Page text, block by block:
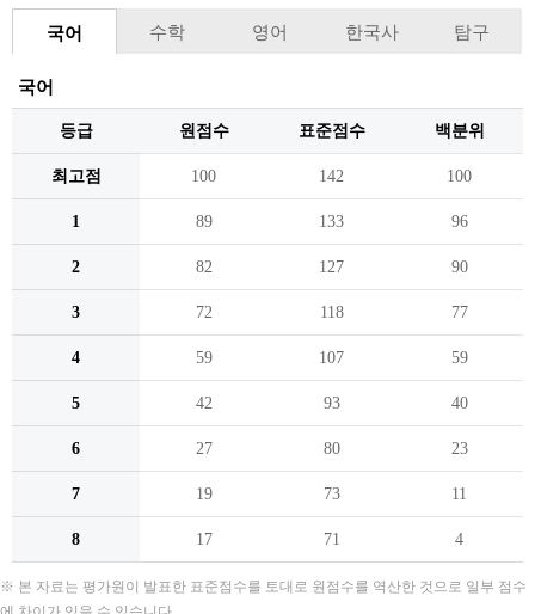
국어 수학 영어 한국사 탐구
국어
등급 원점수 표준점수 백분위
최고점 100 142 100
1 89 133 96
2 82 127 90
3 72 118 77
4 59 107 59
5 42 93 40
6 27 80 23
7 19 73 11
8 17 71 4
※ 본 자료는 평가원이 발표한 표준점수를 토대로 원점수를 역산한 것으로 일부 점수